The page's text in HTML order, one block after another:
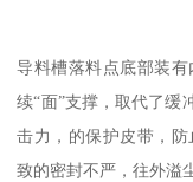
导料槽落料点底部装
续“面”支撑，取代了缓
击力，的保护皮带，
致的密封不严，往外溢